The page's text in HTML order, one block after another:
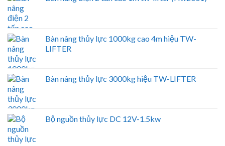
Bàn nâng thủy lực 1000kg cao 4m hiệu TW-
LIFTER
Bàn nâng thủy lực 3000kg hiệu TW-LIFTER
Bộ nguồn thủy lực DC 12V-1.5kw